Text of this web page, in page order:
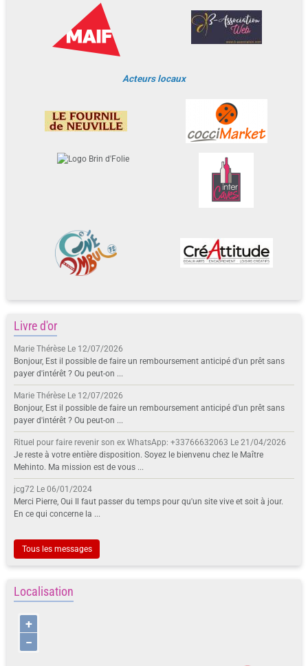
Acteurs locaux
Livre d'or
Marie Thérèse Le 12/07/2026
Bonjour, Est il possible de faire un remboursement anticipé d'un prêt sans
payer d'intérêt ? Ou peut-on ...
Marie Thérèse Le 12/07/2026
Bonjour, Est il possible de faire un remboursement anticipé d'un prêt sans
payer d'intérêt ? Ou peut-on ...
Rituel pour faire revenir son ex WhatsApp: +33766632063 Le 21/04/2026
Je reste à votre entière disposition. Soyez le bienvenu chez le Maître
Mehinto. Ma mission est de vous ...
jcg72 Le 06/01/2024
Merci Pierre, Oui Il faut passer du temps pour qu'un site vive et soit à jour.
En ce qui concerne la ...
Tous les messages
Localisation
+
−